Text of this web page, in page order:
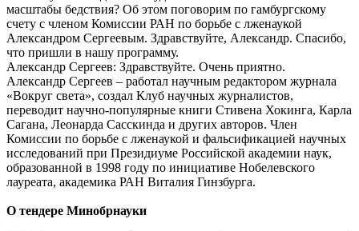
масштабы бедствия? Об этом поговорим по гамбургскому
счету с членом Комиссии РАН по борьбе с лженаукой
Александром Сергеевым. Здравствуйте, Александр. Спасибо,
что пришли в нашу программу.
Александр Сергеев: Здравствуйте. Очень приятно.
Александр Сергеев – работал научным редактором журнала
«Вокруг света», создал Клуб научных журналистов,
переводит научно-популярные книги Стивена Хокинга, Карла
Сагана, Леонарда Сасскинда и других авторов. Член
Комиссии по борьбе с лженаукой и фальсификацией научных
исследований при Президиуме Российской академии наук,
образованной в 1998 году по инициативе Нобелевского
лауреата, академика РАН Виталия Гинзбурга.
О тендере Минобрнауки